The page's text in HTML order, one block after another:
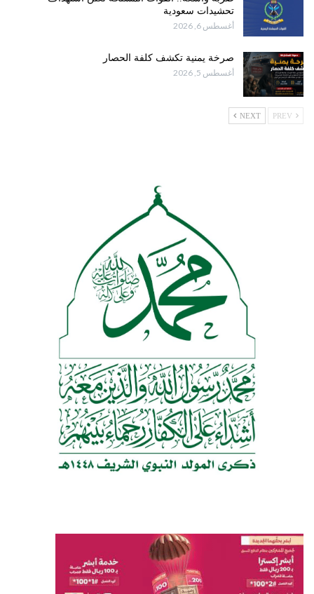
تحشيدات سعودية
أغسطس 6, 2026
صرخة يمنية تكشف كلفة الحصار
أغسطس 5, 2026
NEXT